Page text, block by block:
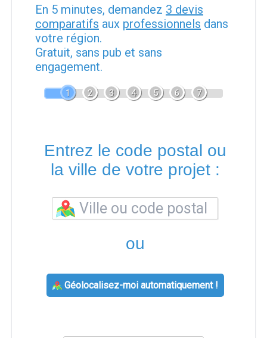
En 5 minutes, demandez 3 devis
comparatifs aux professionnels dans
votre région.
Gratuit, sans pub et sans
engagement.
1 2 3 4 5 6 7
Entrez le code postal ou
la ville de votre projet :
ou
Géolocalisez-moi automatiquement !